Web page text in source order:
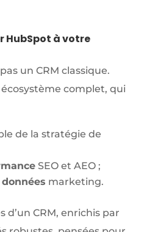
HubSpot à votre
un CRM classique.
complet, qui
de la stratégie de
SEO et AEO ;
marketing.
d’un CRM, enrichis par